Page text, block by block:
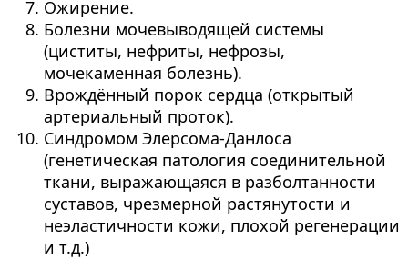
Ожирение.
Болезни мочевыводящей системы
(циститы, нефриты, нефрозы,
мочекаменная болезнь).
Врождённый порок сердца (открытый
артериальный проток).
Синдромом Элерсома-Данлоса
(генетическая патология соединительной
ткани, выражающаяся в разболтанности
суставов, чрезмерной растянутости и
неэластичности кожи, плохой регенерации
и т.д.)